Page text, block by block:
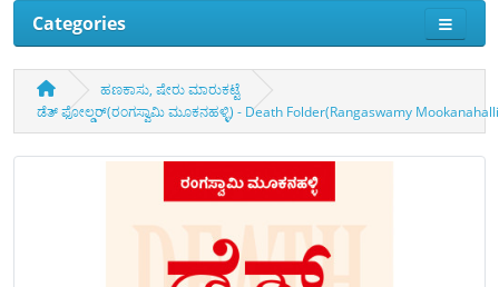
Categories
ಹಣಕಾಸು, ಷೇರು ಮಾರುಕಟ್ಟೆ
ಡೆತ್‌ ಫೋಲ್ಡರ್‌(ರಂಗಸ್ವಾಮಿ ಮೂಕನಹಳ್ಳಿ) - Death Folder(Rangaswamy